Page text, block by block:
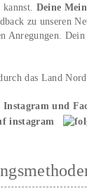
kannst. Deine
zu unseren
Anregungen.
das Land
und